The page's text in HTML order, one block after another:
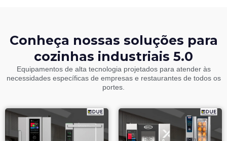
Conheça nossas soluções para
cozinhas industriais 5.0
Equipamentos de alta tecnologia projetados para atender às
necessidades específicas de empresas e restaurantes de todos os
portes.